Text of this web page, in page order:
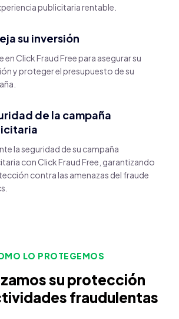
publicitaria rentable.
su inversión
en Click Fraud Free para asegurar su
y proteger el presupuesto de su
de la campaña
la seguridad de su campaña
con Click Fraud Free, garantizando
contra las amenazas del fraude
LO PROTEGEMOS
su protección
fraudulentas